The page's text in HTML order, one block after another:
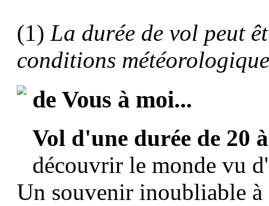
(1) La durée de vol peut
conditions
de Vous à moi...
Vol d'une durée de 20
découvrir le monde vu
Un souvenir inoubliable à